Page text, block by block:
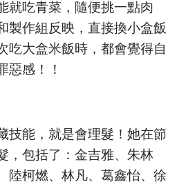
就吃青菜，隨便挑一點肉
製作組反映，直接換小盒飯
吃大盒米飯時，都會覺得自
惡感！！
技能，就是會理髮！她在節
，包括了：金吉雅、朱林
陸柯燃、林凡、葛鑫怡、徐